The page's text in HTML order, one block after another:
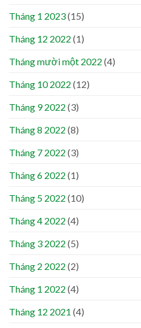
Tháng 1 2023(15)
Tháng 12 2022 (1)
Tháng mười một 2022 (4)
Tháng 10 2022 (12)
Tháng 9 2022 (3)
Tháng 8 2022 (8)
Tháng 7 2022 (3)
Tháng 6 2022 (1)
Tháng 5 2022 (10)
Tháng 4 2022 (4)
Tháng 3 2022 (5)
Tháng 2 2022 (2)
Tháng 1 2022 (4)
Tháng 12 2021 (4)